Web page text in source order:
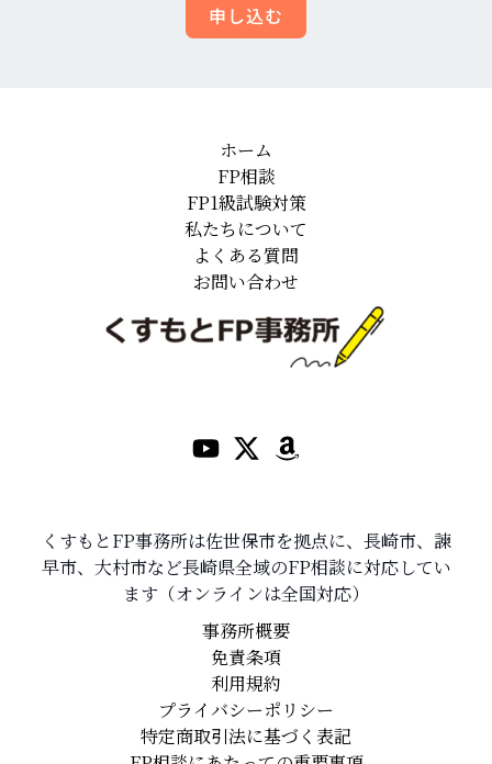
申し込む
ホーム
FP相談
FP1級試験対策
私たちについて
よくある質問
お問い合わせ
くすもとFP事務所は佐世保市を拠点に、長崎市、諫
早市、大村市など長崎県全域のFP相談に対応してい
ます（オンラインは全国対応）
事務所概要
免責条項
利用規約
プライバシーポリシー
特定商取引法に基づく表記